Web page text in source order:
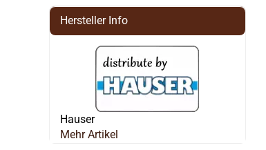
Hersteller Info
Hauser
Mehr Artikel